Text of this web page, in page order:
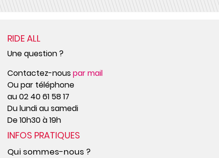
RIDE ALL
Une question ?
Contactez-nouspar mail
Ou par téléphone
au 02 40 61 58 17
Du lundi au samedi
De 10h30 à 19h
INFOS PRATIQUES
Qui sommes-nous ?